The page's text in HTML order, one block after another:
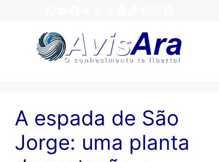
A espada de São
Jorge: uma planta